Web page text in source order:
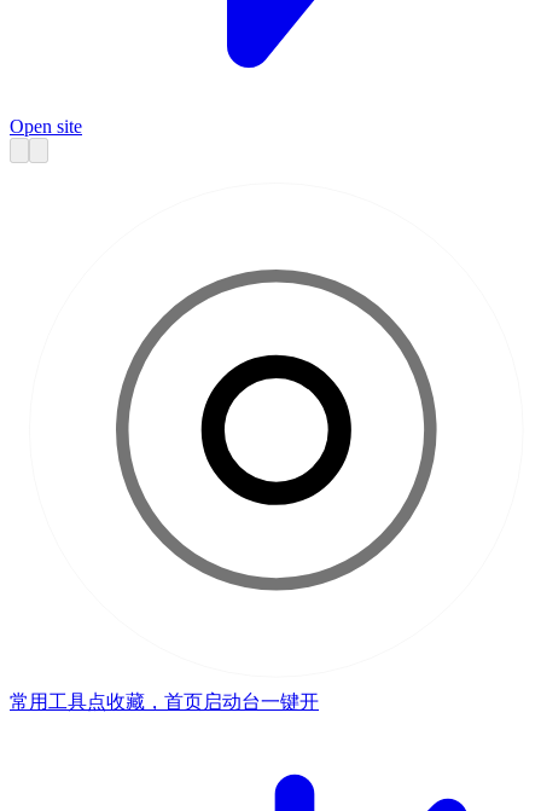
Open site
常用工具点收藏，首页启动台一键开